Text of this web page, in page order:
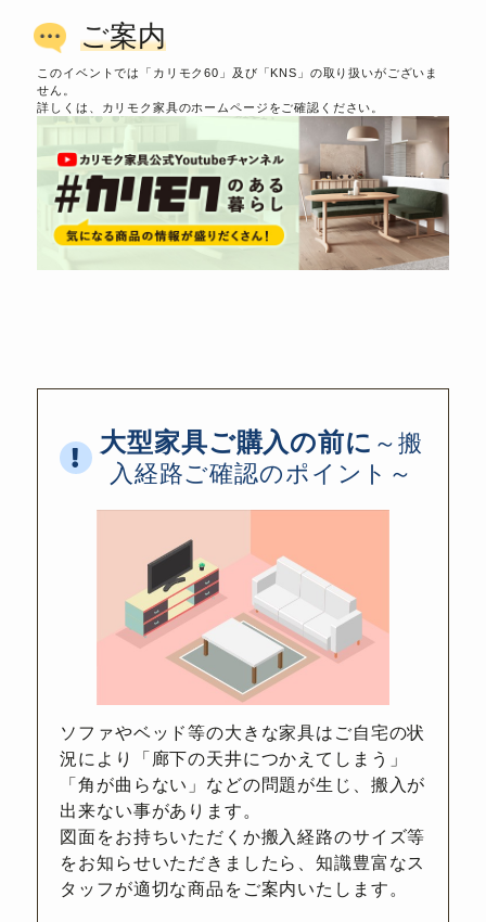
ご案内
このイベントでは「 カリモク60 」及び「KNS 」の取り扱いがございま
せん。
詳しくは、カリモク家具のホームページをご確認ください。
大型家具ご購入の前に ～搬
入経路ご確認のポイント～
ソファやベッド等の大きな家具はご自宅の状
況により「廊下の天井につかえてしまう」
「角が曲らない」などの問題が生じ、搬入が
出来ない事があります。
図面をお持ちいただくか搬入経路のサイズ等
をお知らせいただきましたら、知識豊富なス
タッフが適切な商品をご案内いたします。